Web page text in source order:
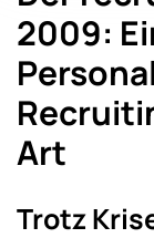
2009:
Art
Trotz